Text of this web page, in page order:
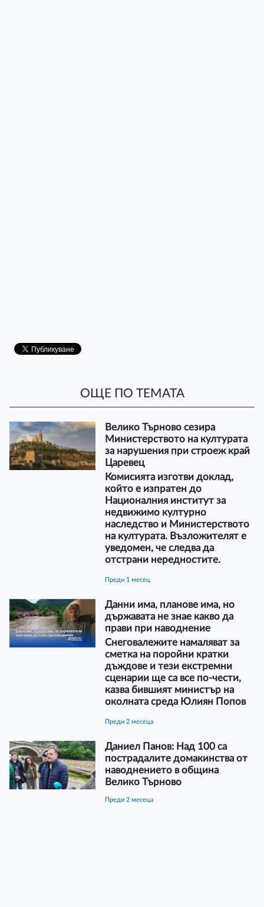
ОЩЕ ПО ТЕМАТА
Велико Търново сезира
Министерството на културата
за нарушения при строеж край
Царевец
Комисията изготви доклад,
който е изпратен до
Националния институт за
недвижимо културно
наследство и Министерството
на културата. Възложителят е
уведомен, че следва да
отстрани нередностите.
преди 1 месец
Данни има, планове има, но
държавата не знае какво да
прави при наводнение
Снеговалежите намаляват за
сметка на поройни кратки
дъждове и тези екстремни
сценарии ще са все по-чести,
казва бившият министър на
околната среда Юлиян Попов
преди 2 месеца
Даниел Панов: Над 100 са
пострадалите домакинства от
наводнението в община
Велико Търново
преди 2 месеца